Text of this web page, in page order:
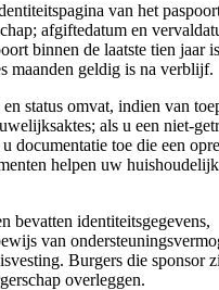
van het
afgiftedatum en
binnen de laatste tien jaar
maanden geldig is na verblijf.
status omvat, indien van
als u een niet-
documentatie toe die een
helpen uw
bevatten identiteitsgegevens,
van
Burgers die sponsor
overleggen.